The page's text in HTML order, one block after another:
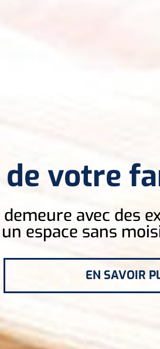
votre
avec des
espace sans
EN SAVOIR